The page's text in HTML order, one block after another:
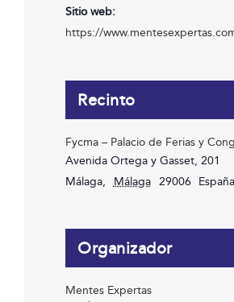
Sitio web:
https://
Recinto
Fycma – Palacio de Ferias y
Avenida Ortega y Gasset, 201
Málaga, Málaga 29006 España
Organizador
Mentes Expertas